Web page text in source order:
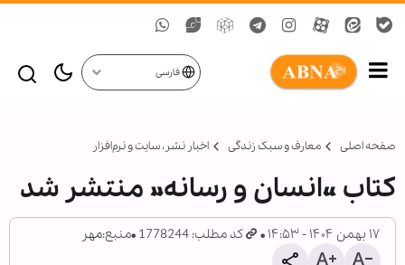
فارسی
صفحه اصلی معارف و سبک زندگی اخبار نشر، سايت و نرم‌افزار
کتاب «انسان و رسانه» منتشر شد
۱۷ بهمن ۱۴۰۴ - ۱۴:۵۳ کد مطلب: 1778244 منبع:مهر